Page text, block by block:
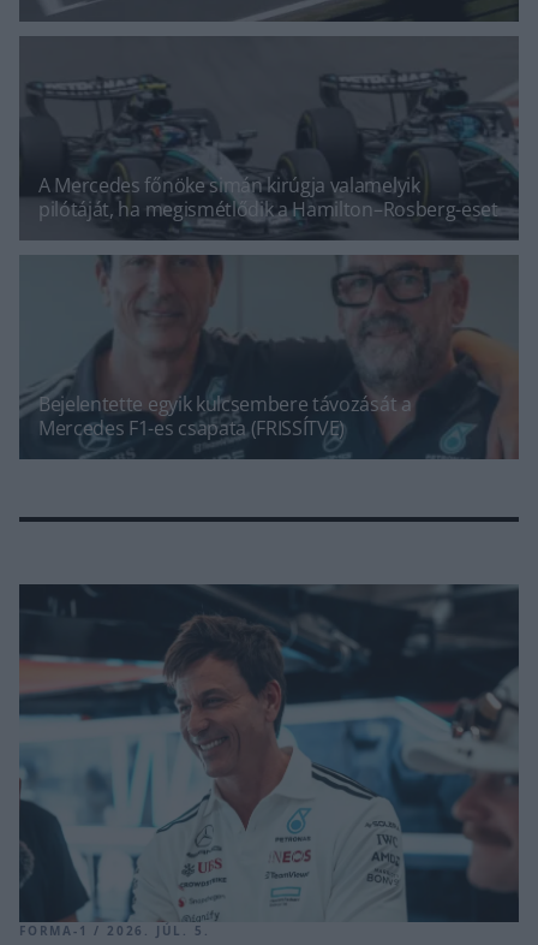
A Mercedes főnöke simán kirúgja valamelyik
pilótáját, ha megismétlődik a Hamilton–Rosberg-eset
Bejelentette egyik kulcsembere távozását a
Mercedes F1-es csapata (FRISSÍTVE)
FORMA-1 / 2026. JÚL. 5.